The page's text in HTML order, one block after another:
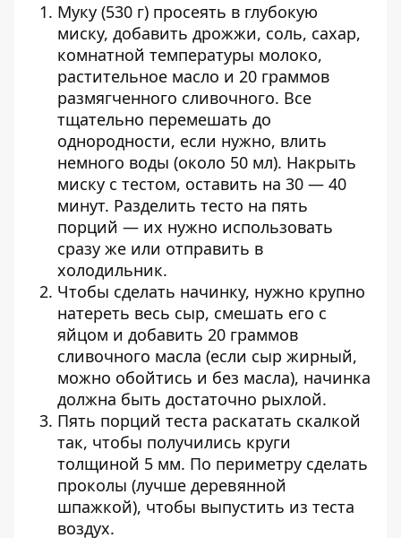
Муку (530 г) просеять в глубокую
миску, добавить дрожжи, соль, сахар,
комнатной температуры молоко,
растительное масло и 20 граммов
размягченного сливочного. Все
тщательно перемешать до
однородности, если нужно, влить
немного воды (около 50 мл). Накрыть
миску с тестом, оставить на 30 — 40
минут. Разделить тесто на пять
порций — их нужно ­использовать
сразу же или отправить в
холодильник.
Чтобы сделать начинку, нужно крупно
натереть весь сыр, смешать его с
яйцом и добавить 20 граммов
сливочного масла (если сыр жирный,
можно обойтись и без масла), начинка
должна быть достаточно рыхлой.
Пять порций теста раскатать скалкой
так, чтобы получились круги
толщиной 5 мм. По периметру сделать
проколы (лучше деревянной
шпажкой), чтобы выпустить из теста
воздух.